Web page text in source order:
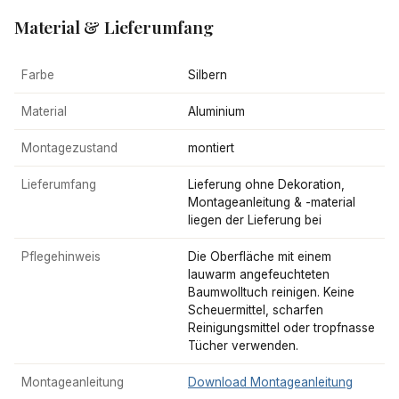
Material & Lieferumfang
Farbe Silbern
Material Aluminium
Montagezustand montiert
Lieferumfang
Lieferung ohne Dekoration,
Montageanleitung & -material
liegen der Lieferung bei
Pflegehinweis
Die Oberfläche mit einem
lauwarm angefeuchteten
Baumwolltuch reinigen. Keine
Scheuermittel, scharfen
Reinigungsmittel oder tropfnasse
Tücher verwenden.
Montageanleitung Download Montageanleitung